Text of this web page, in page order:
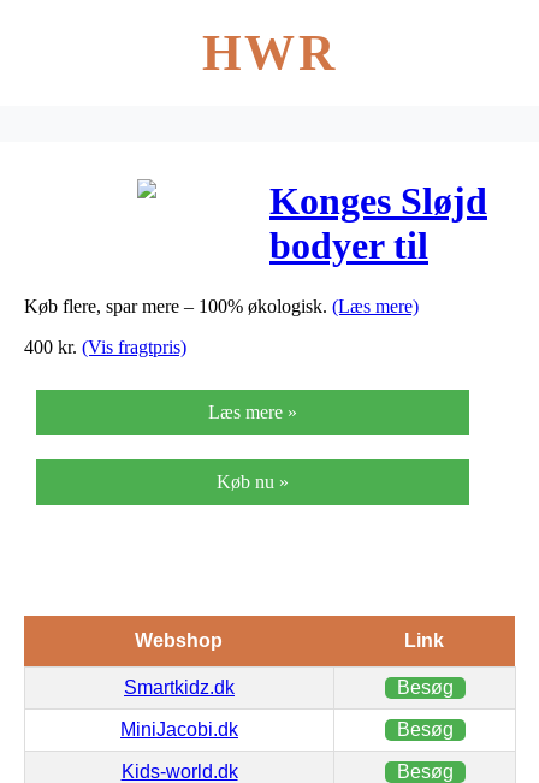
HWR
Konges Sløjd
bodyer til
nyfødt i
bomuld, 3-pak
– str. 44
Køb flere, spar mere – 100% økologisk. (Læs mere)
400 kr. (Vis fragtpris)
Læs mere »
Køb nu »
Webshop Link
Smartkidz.dk Besøg
MiniJacobi.dk Besøg
Kids-world.dk Besøg